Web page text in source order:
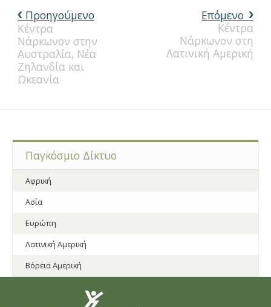
Επόμενο
Κέντρα
Νάρκωνον στη
Λατινική Αμερική
Προηγούμενο
Κέντρα
Νάρκωνον στην
Αυστραλία, Νέα
Ζηλανδία και
Ωκεανία
Παγκόσμιο Δίκτυο
Αφρική
Ασία
Ευρώπη
Λατινική Αμερική
Βόρεια Αμερική